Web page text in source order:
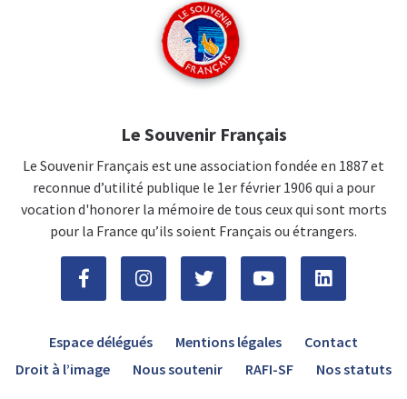
Le Souvenir Français
Le Souvenir Français est une association fondée en 1887 et
reconnue d’utilité publique le 1er février 1906 qui a pour
vocation d'honorer la mémoire de tous ceux qui sont morts
pour la France qu’ils soient Français ou étrangers.
Espace délégués Mentions légales
Contact
Droit à l’image
Nous soutenir RAFI-SF Nos statuts